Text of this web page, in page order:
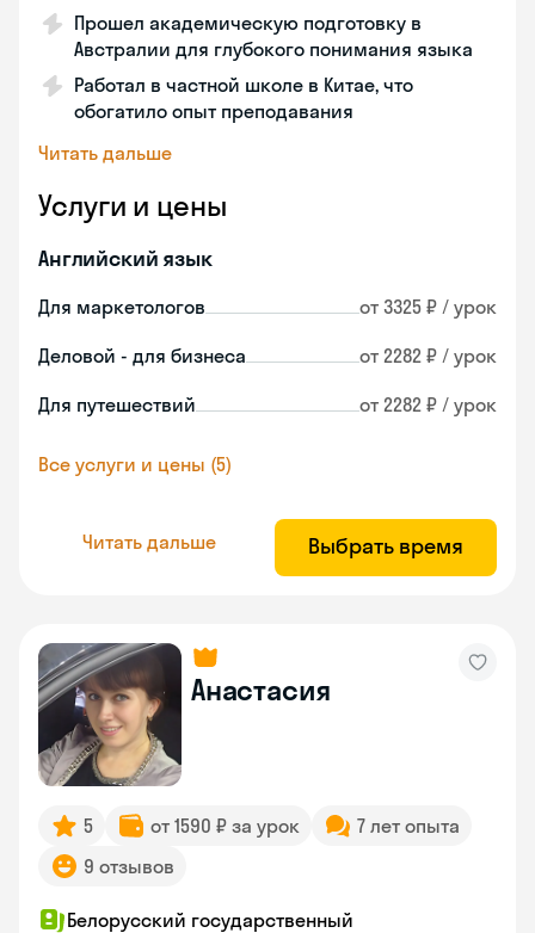
Прошел академическую подготовку в
Австралии для глубокого понимания языка
Работал в частной школе в Китае, что
обогатило опыт преподавания
Читать дальше
Услуги и цены
Английский язык
Для маркетологов от 3325 ₽ / урок
Деловой - для бизнеса от 2282 ₽ / урок
Для путешествий от 2282 ₽ / урок
Все услуги и цены (5)
Читать дальше Выбрать время
Анастасия
5 от 1590 ₽ за урок
7 лет опыта
9 отзывов
Белорусский государственный